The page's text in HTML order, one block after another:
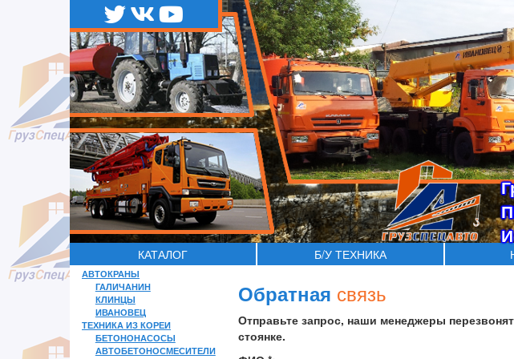
КАТАЛОГ Б/У ТЕХНИКА
АВТОКРАНЫ
ГАЛИЧАНИН
КЛИНЦЫ
ИВАНОВЕЦ
ТЕХНИКА ИЗ КОРЕИ
БЕТОНОНАСОСЫ
АВТОБЕТОНОСМЕСИТЕЛИ
Обратная связь
Отправьте запрос, наши менеджеры
стоянке.